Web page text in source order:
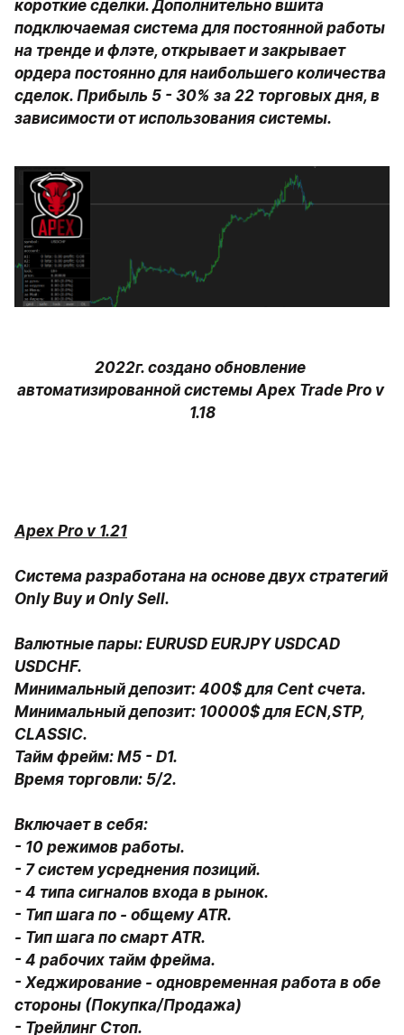
короткие сделки. Дополнительно вшита
подключаемая система для постоянной работы
на тренде и флэте, открывает и закрывает
ордера постоянно для наибольшего количества
сделок. Прибыль 5 - 30% за 22 торговых дня, в
зависимости от использования системы.
2022г. создано обновление
автоматизированной системы Apex Trade Pro v
1.18
Apex Pro v 1.21
Система разработана на основе двух стратегий
Only Buy и Only Sell.
Валютные пары: EURUSD EURJPY USDCAD
USDCHF.
Минимальный депозит: 400$ для Cent счета.
Минимальный депозит: 10000$ для ECN,STP,
CLASSIC.
Тайм фрейм: М5 - D1.
Время торговли: 5/2.
Включает в себя:
- 10 режимов работы.
- 7 систем усреднения позиций.
- 4 типа сигналов входа в рынок.
- Тип шага по - общему ATR.
- Тип шага по смарт ATR.
- 4 рабочих тайм фрейма.
- Хеджирование - одновременная работа в обе
стороны (Покупка/Продажа)
- Трейлинг Стоп.